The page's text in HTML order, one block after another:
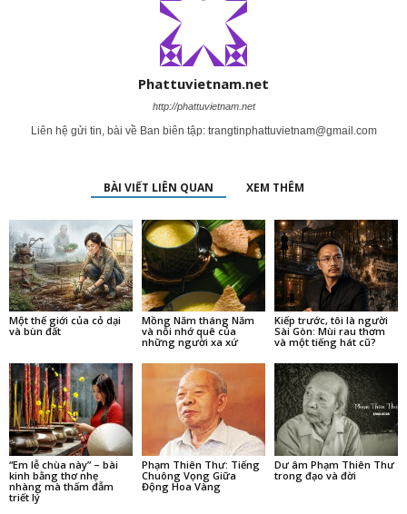
Phattuvietnam.net
http://phattuvietnam.net
Liên hệ gửi tin, bài về Ban biên tập: trangtinphattuvietnam@gmail.com
BÀI VIẾT LIÊN QUAN XEM THÊM
Một thế giới của cỏ dại
và bùn đất
Mồng Năm tháng Năm
và nỗi nhớ quê của
những người xa xứ
Kiếp trước, tôi là người
Sài Gòn: Mùi rau thơm
và một tiếng hát cũ?
“Em lễ chùa này” – bài
kinh bằng thơ nhẹ
nhàng mà thấm đẫm
triết lý
Phạm Thiên Thư: Tiếng
Chuông Vọng Giữa
Động Hoa Vàng
Dư âm Phạm Thiên Thư
trong đạo và đời